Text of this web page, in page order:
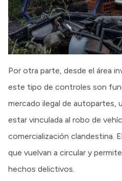
Por otra parte, desde el área
este tipo de controles son
mercado ilegal de autopartes,
estar vinculada al robo de
comercialización clandestina.
que vuelvan a circular y
hechos delictivos.